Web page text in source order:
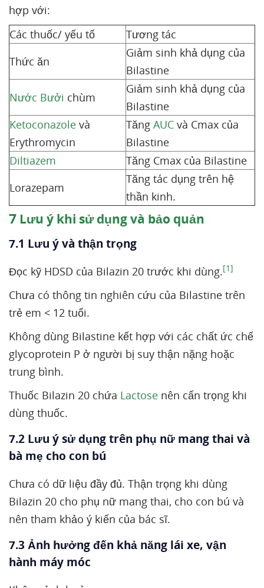
hợp với:
Các thuốc/ yếu tố
Tương tác
Thức ăn
Giảm sinh khả dụng của
Bilastine
Nước Bưởi chùm
Giảm sinh khả dụng của
Bilastine
Ketoconazole và
Erythromycin
Tăng AUC và Cmax của
Bilastine
Diltiazem
Tăng Cmax của Bilastine
Lorazepam
Tăng tác dụng trên hệ
thần kinh.
7 Lưu ý khi sử dụng và bảo quản
7.1 Lưu ý và thận trọng
Đọc kỹ HDSD của Bilazin 20 trước khi dùng.[1]
Chưa có thông tin nghiên cứu của Bilastine trên
trẻ em < 12 tuổi.
Không dùng Bilastine kết hợp với các chất ức chế
glycoprotein P ở người bị suy thận nặng hoặc
trung bình.
Thuốc Bilazin 20 chứa Lactose nên cẩn trọng khi
dùng thuốc.
7.2 Lưu ý sử dụng trên phụ nữ mang thai và
bà mẹ cho con bú
Chưa có dữ liệu đầy đủ. Thận trọng khi dùng
Bilazin 20 cho phụ nữ mang thai, cho con bú và
nên tham khảo ý kiến của bác sĩ.
7.3 Ảnh hưởng đến khả năng lái xe, vận
hành máy móc